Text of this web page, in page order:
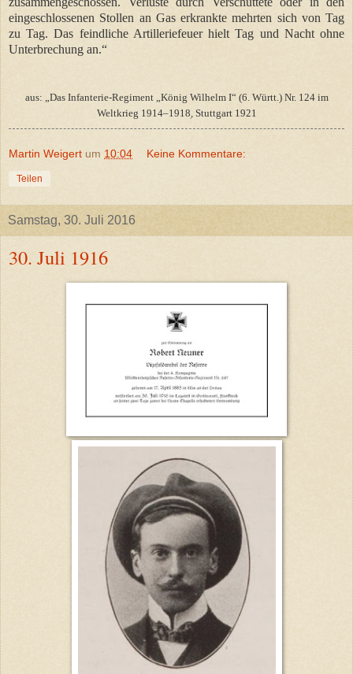
eingeschlossenen Stollen an Gas erkrankte mehrten sich von Tag
zu Tag. Das feindliche Artilleriefeuer hielt Tag und Nacht ohne
Unterbrechung an.“
aus: „Das Infanterie-Regiment „König Wilhelm I“ (6. Württ.) Nr. 124 im
Weltkrieg 1914–1918ׅ, Stuttgart 1921
Martin Weigert um 10:04 Keine Kommentare:
Teilen
Samstag, 30. Juli 2016
30. Juli 1916